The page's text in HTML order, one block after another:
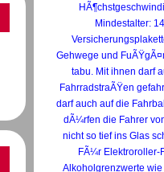
Mindestalter:
Gehwege und
tabu. Mit ihnen darf
FahrradstraÃŸen
darf auch auf die
dÃ¼rfen die Fahrer
nicht so tief ins Glas
FÃ¼r Elektroroller-
Alkoholgrenzwerte